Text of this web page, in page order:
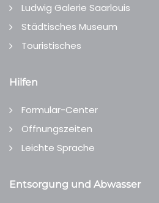
Ludwig Galerie Saarlouis
Städtisches Museum
Touristisches
Hilfen
Formular-Center
Öffnungszeiten
Leichte Sprache
Entsorgung und Abwasser